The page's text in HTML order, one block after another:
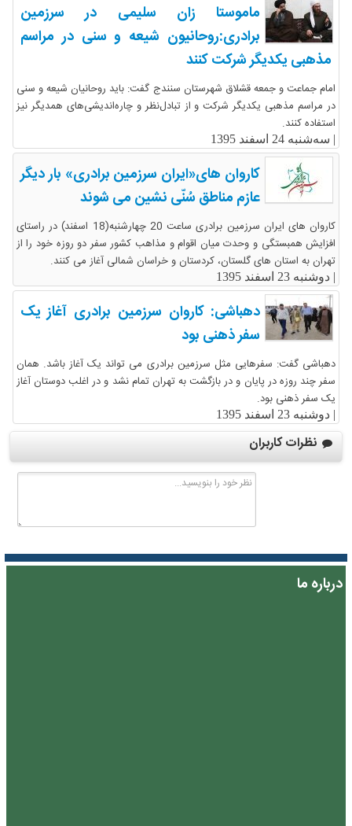
ماموستا زان سلیمی در سرزمین
برادری:روحانیون شیعه و سنی در مراسم
مذهبی یکدیگر شرکت کنند
امام جماعت و جمعه قشلاق شهرستان سنندج گفت: باید روحانیان شیعه و سنی
در مراسم مذهبی یکدیگر شرکت و از تبادل‌نظر و چاره‌اندیشی‌های همدیگر نیز
استفاده کنند.
| سه‌شنبه 24 اسفند 1395
کاروان های«ایران سرزمین برادری» بار دیگر
عازم مناطق سُنّی نشین می شوند
کاروان های ایران سرزمین برادری ساعت 20 چهارشنبه(18 اسفند) در راستای
افزایش همبستگی و وحدت میان اقوام و مذاهب کشور سفر دو روزه خود را از
تهران به استان های گلستان، کردستان و خراسان شمالی آغاز می کنند.
| دوشنبه 23 اسفند 1395
دهباشی: کاروان سرزمین برادری آغاز یک
سفر ذهنی بود
دهباشی گفت: سفرهایی مثل سرزمین برادری می تواند یک آغاز باشد. همان
سفر چند روزه در پایان و در بازگشت به تهران تمام نشد و در اغلب دوستان آغاز
یک سفر ذهنی بود.
| دوشنبه 23 اسفند 1395
نظرات کاربران
درباره ما